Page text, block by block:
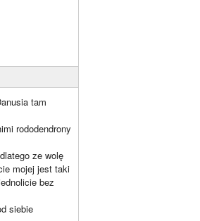
tam
rododendrony
ze wolę
mojej jest taki
bez
siebie